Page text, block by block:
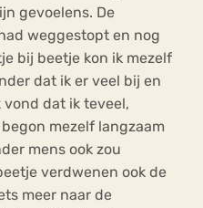
gevoelens. De
weggestopt en nog
bij beetje kon ik mezelf
dat ik er veel bij en
dat ik teveel,
mezelf langzaam
mens ook zou
verdwenen ook de
meer naar de